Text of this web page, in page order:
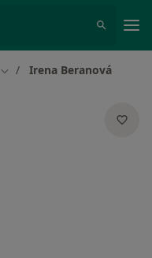
Změna města
Irena Beranová